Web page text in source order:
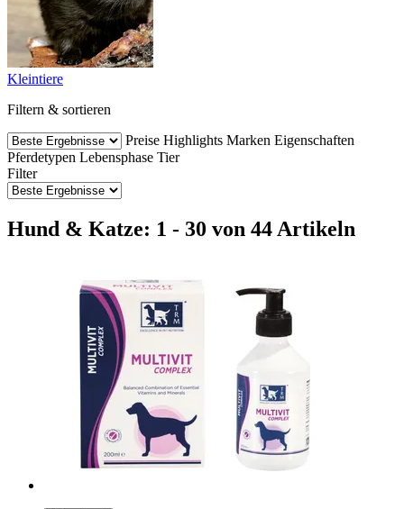
Kleintiere
Filtern & sortieren
Preise Highlights Marken Eigenschaften
Pferdetypen Lebensphase Tier
Filter
Hund & Katze: 1 - 30 von 44 Artikeln